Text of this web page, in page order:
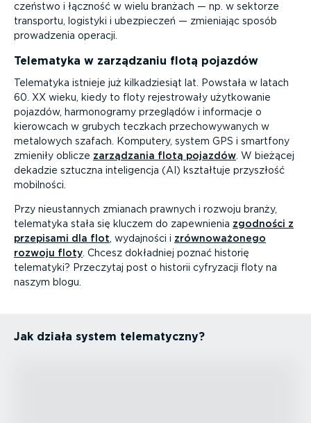
czeństwo i łączność w wielu branżach — np. w sektorze
transportu, logistyki i ubezpieczeń — zmieniając sposób
prowadzenia operacji.
Telematyka w zarządzaniu flotą pojazdów
Telematyka istnieje już kilka­dziesiąt lat. Powstała w latach
60. XX wieku, kiedy to floty rejestrowały użytkowanie
pojazdów, harmo­no­gramy przeglądów i informacje o
kierowcach w grubych teczkach przecho­wy­wanych w
metalowych szafach. Komputery, system GPS i smartfony
zmieniły oblicze zarządzania flotą pojazdów . W bieżącej
dekadzie sztuczna inteli­gencja (AI) kształtuje przyszłość
mobilności.
Przy nieustannych zmianach prawnych i rozwoju branży,
telematyka stała się kluczem do zapewnienia zgodności z
przepisami dla flot , wydajności i zrówno­wa­żonego
rozwoju floty . Chcesz dokładniej poznać historię
telematyki? Przeczytaj post o historii cyfryzacji floty na
naszym blogu.
Jak działa system telema­tyczny?